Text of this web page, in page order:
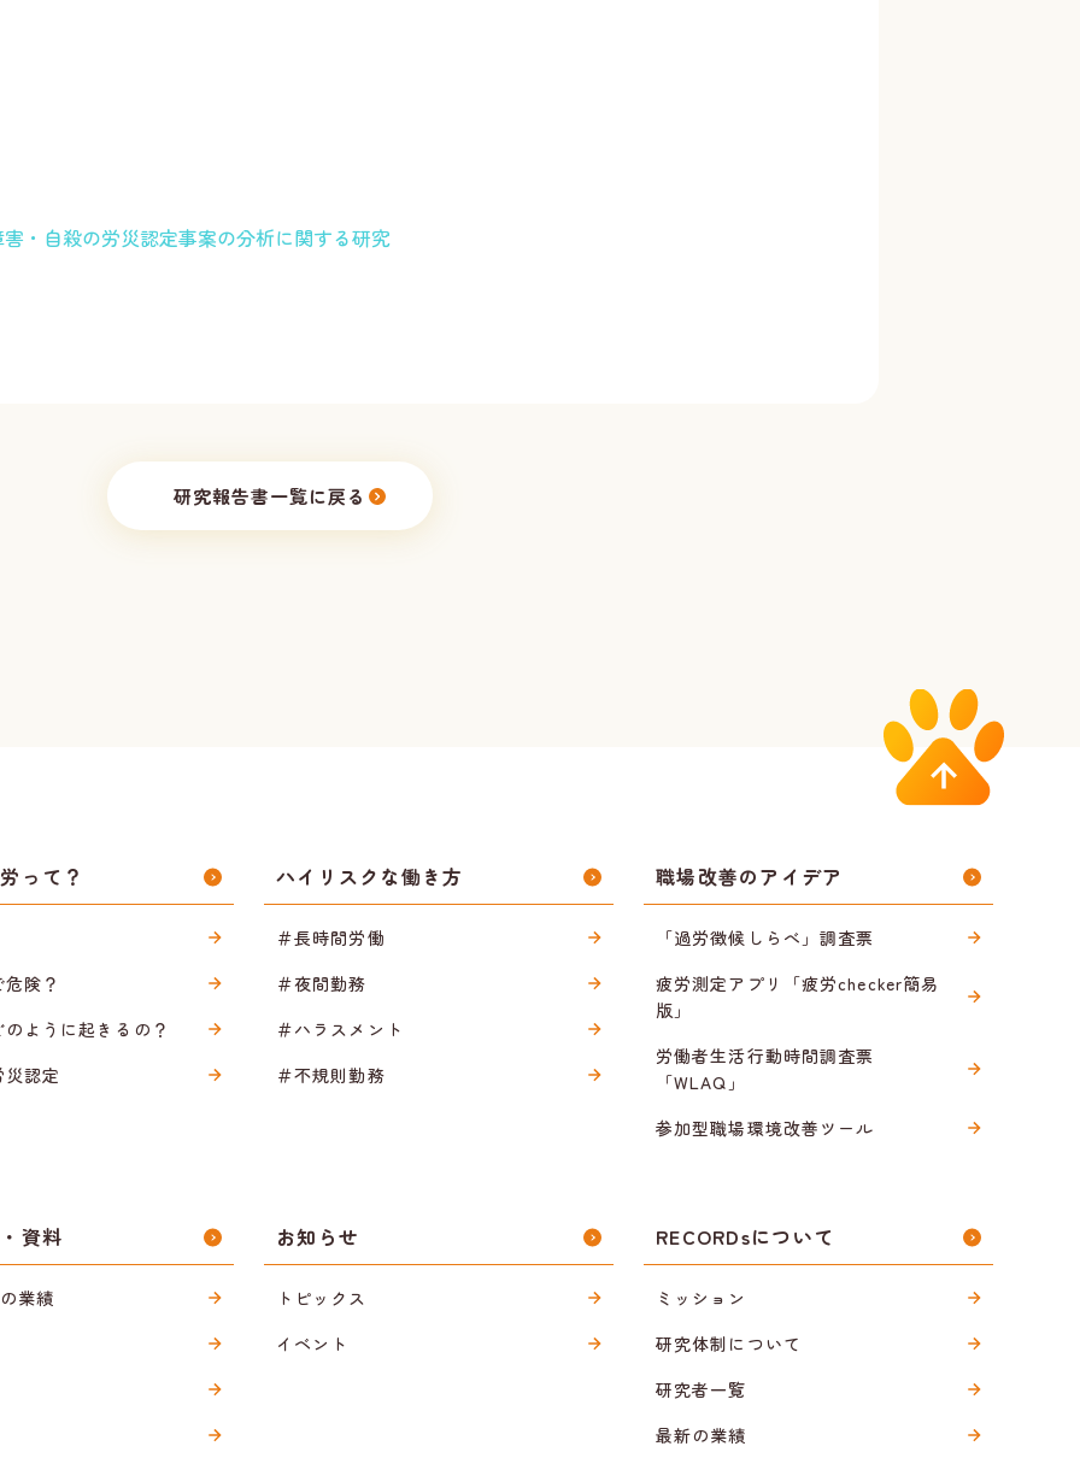
・自殺の労災認定事案の分析に関する研究
研究報告書一覧に戻る
って？
険？
ように起きるの？
認定
ハイリスクな働き方
＃長時間労働
＃夜間勤務
＃ハラスメント
＃不規則勤務
職場改善のアイデア
「過労徴候しらべ」調査票
疲労測定アプリ「疲労checker簡易
版」
労働者生活行動時間調査票
「WLAQ」
参加型職場環境改善ツール
資料
業績
お知らせ
トピックス
イベント
RECORDsについて
ミッション
研究体制について
研究者一覧
最新の業績